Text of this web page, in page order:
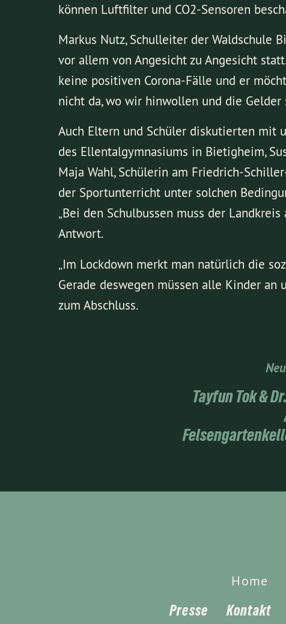
können Luftfilter und CO2-Sensoren
Markus Nutz, Schulleiter der Waldschule
vor allem von Angesicht zu Angesicht
keine positiven Corona-Fälle und er
nicht da, wo wir hinwollen und die Gelder
Auch Eltern und Schüler diskutierten mit
des Ellentalgymnasiums in Bietigheim,
Maja Wahl, Schülerin am Friedrich-
der Sportunterricht unter solchen
„Bei den Schulbussen muss der
Antwort.
„Im Lockdown merkt man natürlich die
Gerade deswegen müssen alle Kinder an
zum Abschluss.
Tayfun Tok &
Home
Presse Kontakt